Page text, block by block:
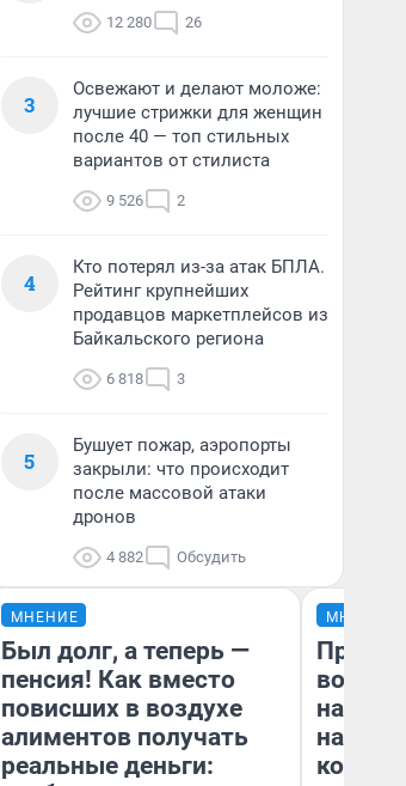
12 280 26
3
Освежают и делают моложе:
лучшие стрижки для женщин
после 40 — топ стильных
вариантов от стилиста
9 526 2
4
Кто потерял из-за атак БПЛА.
Рейтинг крупнейших
продавцов маркетплейсов из
Байкальского региона
6 818 3
5
Бушует пожар, аэропорты
закрыли: что происходит
после массовой атаки
дронов
4 882 Обсудить
МНЕНИЕ
Был долг, а теперь —
пенсия! Как вместо
повисших в воздухе
алиментов получать
реальные деньги:
МНЕНИЕ
нам